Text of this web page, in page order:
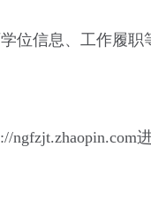
位信息、工作履